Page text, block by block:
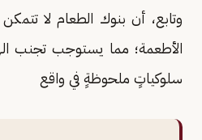
وتابع، أن بنوك الطعام لا
الأطعمة؛ مما يستوجب تجنب
سلوكياتٍ ملحوظةٍ في واقع